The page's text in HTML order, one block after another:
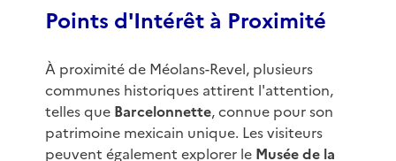
Points d'Intérêt à Proximité
À proximité de Méolans-Revel, plusieurs
communes historiques attirent l'attention,
telles que Barcelonnette, connue pour son
patrimoine mexicain unique. Les visiteurs
peuvent également explorer le Musée de la